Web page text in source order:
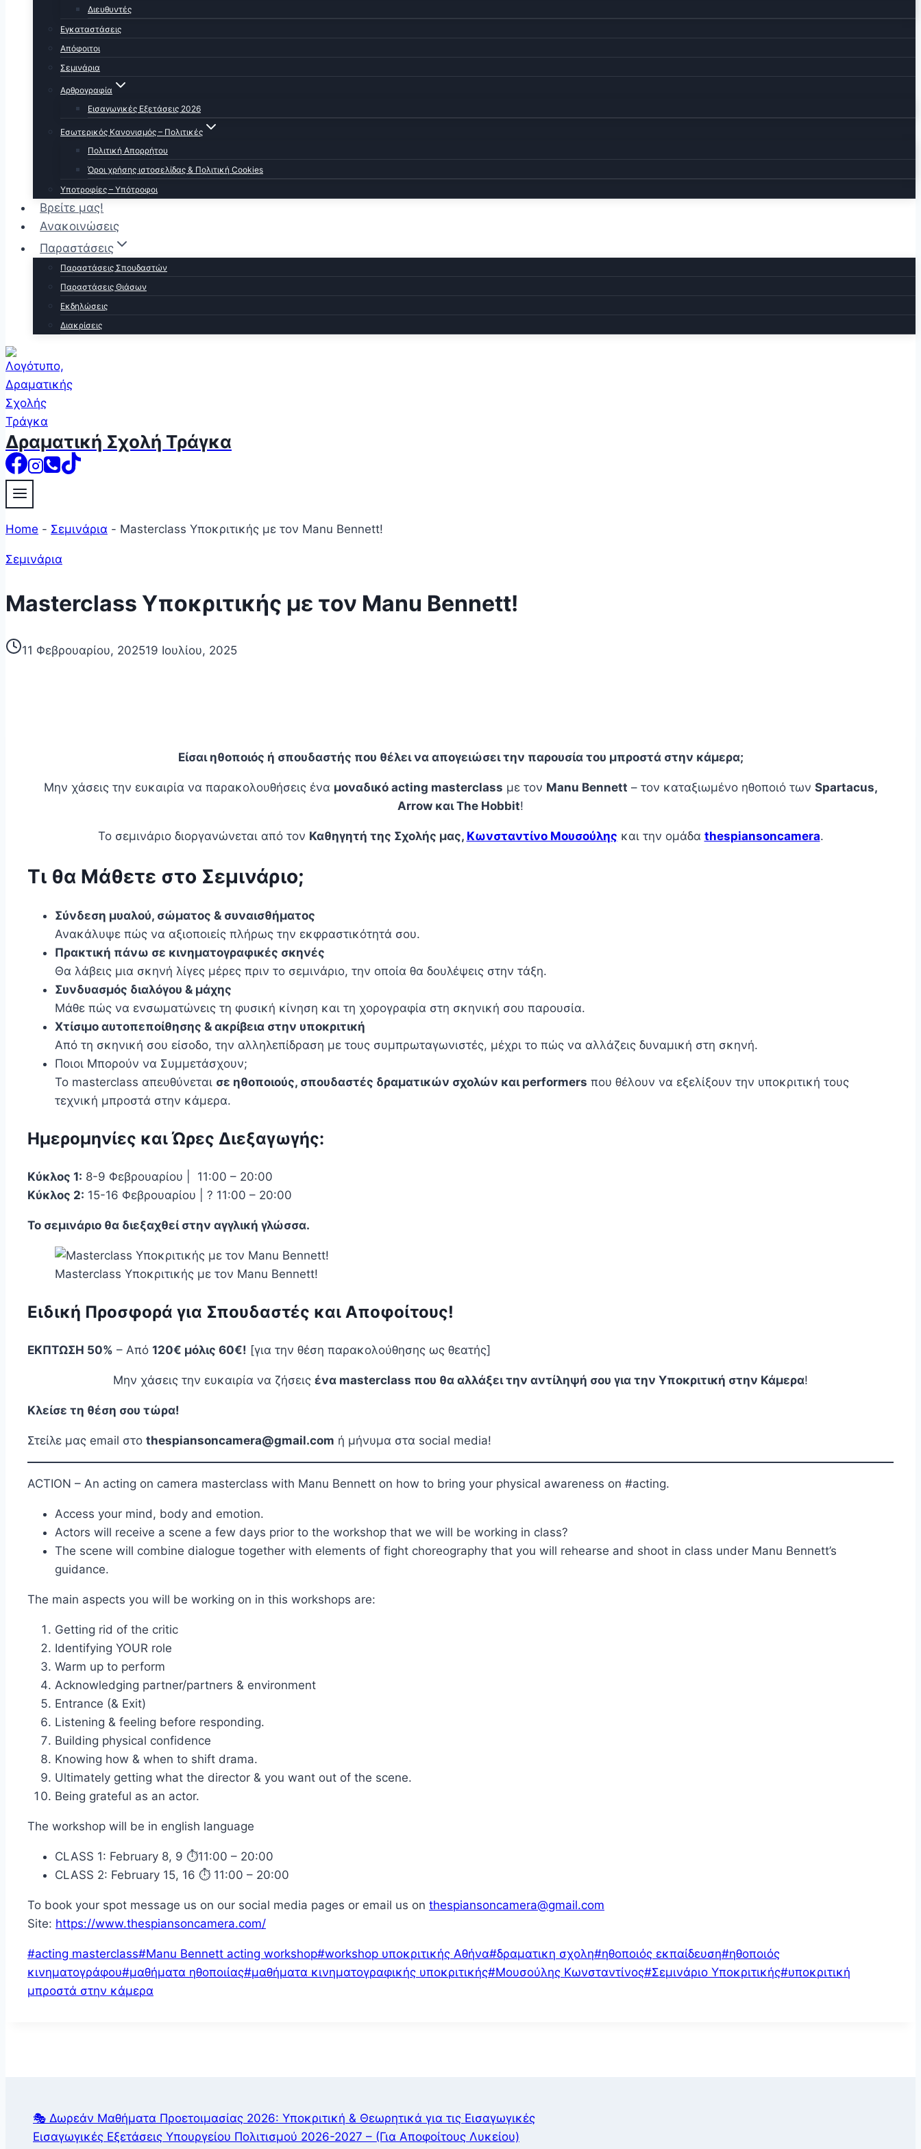
Διευθυντές
Εγκαταστάσεις
Απόφοιτοι
Σεμινάρια
Αρθρογραφία
Εισαγωγικές Εξετάσεις 2026
Εσωτερικός Κανονισμός – Πολιτικές
Πολιτική Απορρήτου
Όροι χρήσης ιστοσελίδας & Πολιτική Cookies
Υποτροφίες – Υπότροφοι
Βρείτε μας!
Ανακοινώσεις
Παραστάσεις
Παραστάσεις Σπουδαστών
Παραστάσεις Θιάσων
Εκδηλώσεις
Διακρίσεις
Δραματική Σχολή Τράγκα
Home - Σεμινάρια - Masterclass Υποκριτικής με τον Manu Bennett!
Σεμινάρια
Masterclass Υποκριτικής με τον Manu Bennett!
11 Φεβρουαρίου, 202519 Ιουλίου, 2025
Είσαι ηθοποιός ή σπουδαστής που θέλει να απογειώσει την παρουσία του μπροστά στην κάμερα;
Μην χάσεις την ευκαιρία να παρακολουθήσεις ένα μοναδικό acting masterclass με τον Manu Bennett – τον καταξιωμένο ηθοποιό των Spartacus,
Arrow και The Hobbit!
Το σεμινάριο διοργανώνεται από τον Καθηγητή της Σχολής μας, Κωνσταντίνο Μουσούλης και την ομάδα thespiansoncamera.
Τι θα Μάθετε στο Σεμινάριο;
Σύνδεση μυαλού, σώματος & συναισθήματος
Ανακάλυψε πώς να αξιοποιείς πλήρως την εκφραστικότητά σου.
Πρακτική πάνω σε κινηματογραφικές σκηνές
Θα λάβεις μια σκηνή λίγες μέρες πριν το σεμινάριο, την οποία θα δουλέψεις στην τάξη.
Συνδυασμός διαλόγου & μάχης
Μάθε πώς να ενσωματώνεις τη φυσική κίνηση και τη χορογραφία στη σκηνική σου παρουσία.
Χτίσιμο αυτοπεποίθησης & ακρίβεια στην υποκριτική
Από τη σκηνική σου είσοδο, την αλληλεπίδραση με τους συμπρωταγωνιστές, μέχρι το πώς να αλλάζεις δυναμική στη σκηνή.
Ποιοι Μπορούν να Συμμετάσχουν;
Το masterclass απευθύνεται σε ηθοποιούς, σπουδαστές δραματικών σχολών και performers που θέλουν να εξελίξουν την υποκριτική τους
τεχνική μπροστά στην κάμερα.
Ημερομηνίες και Ώρες Διεξαγωγής:
Κύκλος 1: 8-9 Φεβρουαρίου | 11:00 – 20:00
Κύκλος 2: 15-16 Φεβρουαρίου | ? 11:00 – 20:00
Το σεμινάριο θα διεξαχθεί στην αγγλική γλώσσα.
Masterclass Υποκριτικής με τον Manu Bennett!
Ειδική Προσφορά για Σπουδαστές και Αποφοίτους!
ΕΚΠΤΩΣΗ 50% – Από 120€ μόλις 60€! [για την θέση παρακολούθησης ως θεατής]
Μην χάσεις την ευκαιρία να ζήσεις ένα masterclass που θα αλλάξει την αντίληψή σου για την Υποκριτική στην Κάμερα!
Κλείσε τη θέση σου τώρα!
Στείλε μας email στο thespiansoncamera@gmail.com ή μήνυμα στα social media!
ACTION – An acting on camera masterclass with Manu Bennett on how to bring your physical awareness on #acting.
Access your mind, body and emotion.
Actors will receive a scene a few days prior to the workshop that we will be working in class?
The scene will combine dialogue together with elements of fight choreography that you will rehearse and shoot in class under Manu Bennett’s
guidance.
The main aspects you will be working on in this workshops are:
Getting rid of the critic
⁠Identifying YOUR role
⁠⁠Warm up to perform
⁠⁠Acknowledging partner/partners & environment
⁠⁠Entrance (& Exit)
⁠⁠Listening & feeling before responding.
⁠⁠Building physical confidence
⁠⁠Knowing how & when to shift drama.
⁠⁠Ultimately getting what the director & you want out of the scene.
⁠⁠Being grateful as an actor.
The workshop will be in english language
CLASS 1: February 8, 9 ⏱11:00 – 20:00
CLASS 2: February 15, 16 ⏱ 11:00 – 20:00
To book your spot message us on our social media pages or email us on thespiansoncamera@gmail.com
Site: https://www.thespiansoncamera.com/
Post
Tags:
#acting masterclass#Manu Bennett acting workshop#workshop υποκριτικής Αθήνα#δραματικη σχολη#ηθοποιός εκπαίδευση#ηθοποιός
κινηματογράφου#μαθήματα ηθοποιίας#μαθήματα κινηματογραφικής υποκριτικής#Μουσούλης Κωνσταντίνος#Σεμινάριο Υποκριτικής#υποκριτική
μπροστά στην κάμερα
🎭 Δωρεάν Μαθήματα Προετοιμασίας 2026: Υποκριτική & Θεωρητικά για τις Εισαγωγικές
Εισαγωγικές Εξετάσεις Υπουργείου Πολιτισμού 2026-2027 – (Για Αποφοίτους Λυκείου)